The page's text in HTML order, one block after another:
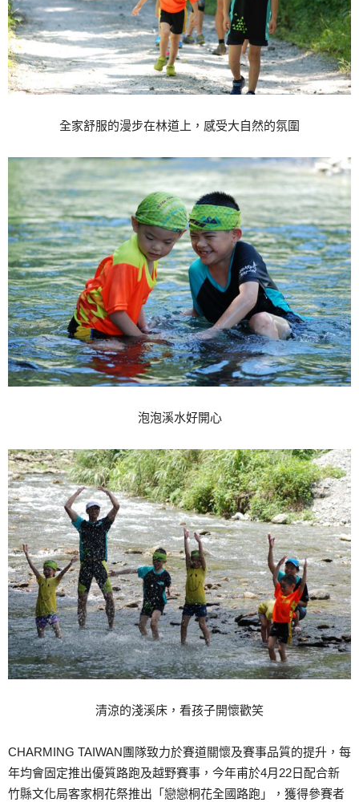
全家舒服的漫步在林道上，感受大自然的氛圍
泡泡溪水好開心
清涼的淺溪床，看孩子開懷歡笑
CHARMING TAIWAN團隊致力於賽道關懷及賽事品質的提升，每
年均會固定推出優質路跑及越野賽事，今年甫於4月22日配合新
竹縣文化局客家桐花祭推出「戀戀桐花全國路跑」，獲得參賽者